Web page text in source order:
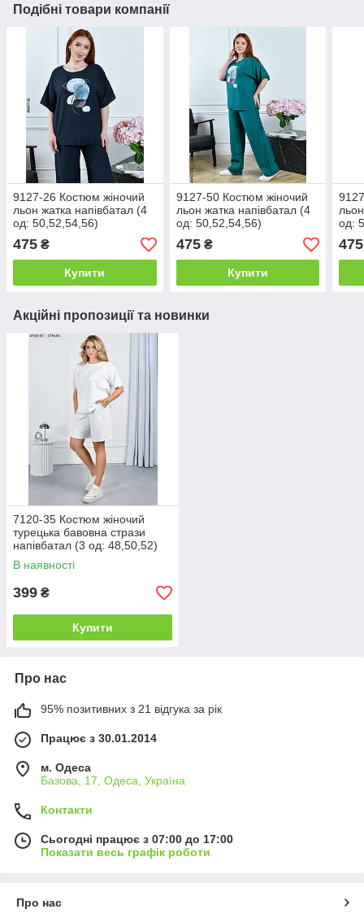
Подібні товари компанії
9127-26 Костюм жіночий
льон жатка напівбатал (4
од: 50,52,54,56)
475 ₴
Купити
9127-50 Костюм жіночий
льон жатка напівбатал (4
од: 50,52,54,56)
475₴
Купити
од:
475
Акційні пропозиції та новинки
7120-35 Костюм жіночий
турецька бавовна стрази
напівбатал (3 од: 48,50,52)
В наявності
399 ₴
Купити
Про нас
95% позитивних з 21 відгука за рік
Працює з 30.01.2014
м. Одеса
Базова, 17, Одеса, Україна
Контакти
Сьогодні працює з 07:00 до 17:00
Показати весь графік роботи
Про нас